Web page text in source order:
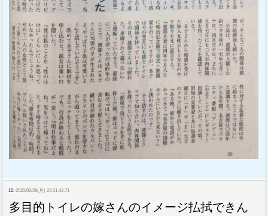
10: 2020/06/29(月) 22:51:42.71
多目的トイレの嫁さんのイメージ払拭できん